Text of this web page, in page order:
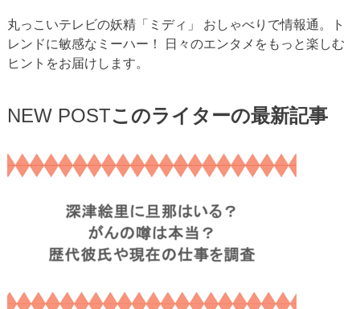
丸っこいテレビの妖精「ミディ」 おしゃべりで情報通。ト
レンドに敏感なミーハー！ 日々のエンタメをもっと楽しむ
ヒントをお届けします。
NEW POSTこのライターの最新記事